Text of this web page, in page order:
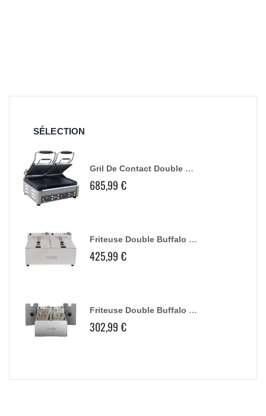
SÉLECTION
Gril De Contact Double Buffalo Plaques Lisses
Friteuse Double Buffalo - 2X5L 2X2,8Kw
Friteuse Double Buffalo - 2X3L